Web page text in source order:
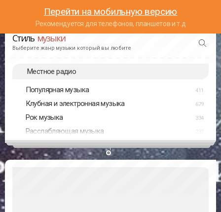
Перейти на мобильную версию
Рекомендуется для телефонов, планшетов и т.д
Стиль музыки
Выберите жанр музыки который вы любите
Местное радио
Популярная музыка 411
Клубная и электронная музыка 679
Рок музыка 334
Расслабляющая музыка